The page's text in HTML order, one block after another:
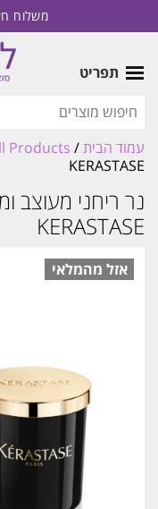
משלוח
תפריט
עמוד הבית/
Products
KERASTASE
נר ריחני מעוצב
KERASTASE